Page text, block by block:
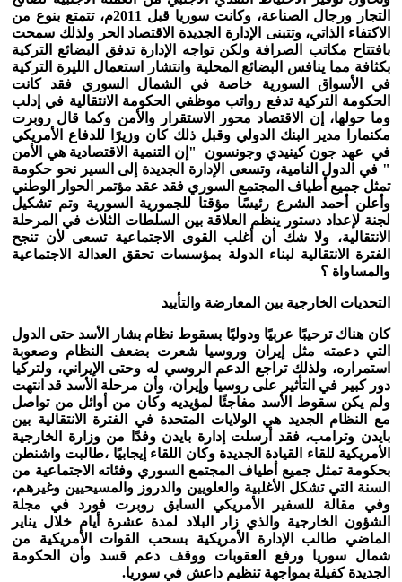
التجار ورجال الصناعة، وكانت سوريا قبل 2011م، تتمتع بنوع من
الاكتفاء الذاتي، وتتبنى الإدارة الجديدة الاقتصاد الحر ولذلك سمحت
بافتتاح مكاتب الصرافة ولكن تواجه الإدارة تدفق البضائع التركية
بكثافة مما ينافس البضائع المحلية وانتشار استعمال الليرة التركية
في الأسواق السورية خاصة في الشمال السوري فقد كانت
الحكومة التركية تدفع رواتب موظفي الحكومة الانتقالية في إدلب
وما حولها، إن الاقتصاد محور الاستقرار والأمن وكما قال روبرت
مكنمارا مدير البنك الدولي وقبل ذلك كان وزيرًا للدفاع الأمريكي
في عهد جون كينيدي وجونسون "إن التنمية الاقتصادية هي الأمن
" في الدول النامية، وتسعى الإدارة الجديدة إلى السير نحو حكومة
تمثل جميع أطياف المجتمع السوري فقد عقد مؤتمر الحوار الوطني
وأعلن أحمد الشرع رئيسًا مؤقتا للجمورية السورية وتم تشكيل
لجنة لإعداد دستور ينظم العلاقة بين السلطات الثلاث في المرحلة
الانتقالية، ولا شك أن أغلب القوى الاجتماعية تسعى لأن تنجح
الفترة الانتقالية لبناء الدولة بمؤسسات تحقق العدالة الاجتماعية
والمساواة ؟
التحديات الخارجية بين المعارضة والتأييد
كان هناك ترحيبًا عربيًا ودوليًا بسقوط نظام بشار الأسد حتى الدول
التي دعمته مثل إيران وروسيا شعرت بضعف النظام وصعوبة
استمراره، ولذلك تراجع الدعم الروسي له وحتى الإيراني، ولتركيا
دور كبير في التأثير على روسيا وإيران، وأن مرحلة الأسد قد انتهت
ولم يكن سقوط الأسد مفاجئًا لمؤيديه وكان من أوائل من تواصل
مع النظام الجديد هي الولايات المتحدة في الفترة الانتقالية بين
بايدن وترامب، فقد أرسلت إدارة بايدن وفدًا من وزارة الخارجية
الأمريكية للقاء القيادة الجديدة وكان اللقاء إيجابيًا ،طالبت واشنطن
بحكومة تمثل جميع أطياف المجتمع السوري وفئاته الاجتماعية من
السنة التي تشكل الأغلبية والعلويين والدروز والمسيحيين وغيرهم،
وفي مقالة للسفير الأمريكي السابق روبرت فورد في مجلة
الشؤون الخارجية والذي زار البلاد لمدة عشرة أيام خلال يناير
الماضي طالب الإدارة الأمريكية بسحب القوات الأمريكية من
شمال سوريا ورفع العقوبات ووقف دعم قسد وأن الحكومة
الجديدة كفيلة بمواجهة تنظيم داعش في سوريا.